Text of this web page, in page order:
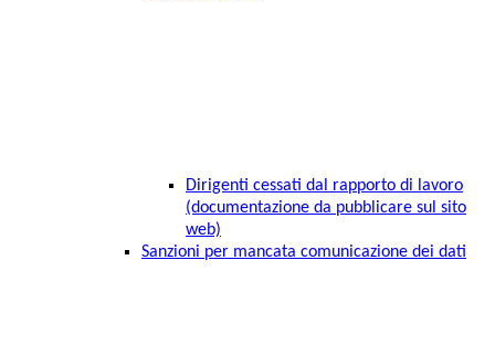
Dirigenti cessati dal rapporto di lavoro
(documentazione da pubblicare sul sito
web)
Sanzioni per mancata comunicazione dei dati